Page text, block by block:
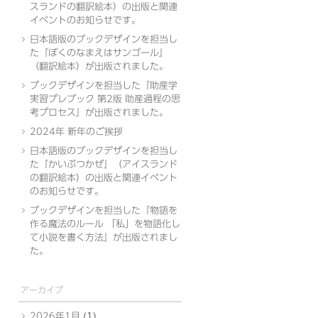
スランドの翻訳絵本）の出版と関連
イベントのお知らせです。
日本語版のブックデザインを担当し
た『ぼくのなまえはサンゴール』
（翻訳絵本）が出版されました。
ブックデザインを担当した『助産学
実習プレブック 第2版 助産過程の思
考プロセス』が出版されました。
2024年 新年のご挨拶
日本語版のブックデザインを担当し
た『かいぶつかぜ』（アイスランド
の翻訳絵本）の出版と関連イベント
のお知らせです。
ブックデザインを担当した『物語を
作る魔法のルール 「私」を物語化し
て小説を書く方法』が出版されまし
た。
アーカイブ